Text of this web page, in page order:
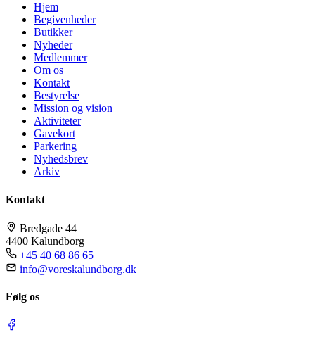
Hjem
Begivenheder
Butikker
Nyheder
Medlemmer
Om os
Kontakt
Bestyrelse
Mission og vision
Aktiviteter
Gavekort
Parkering
Nyhedsbrev
Arkiv
Kontakt
Bredgade 44
4400 Kalundborg
+45 40 68 86 65
info@voreskalundborg.dk
Følg os